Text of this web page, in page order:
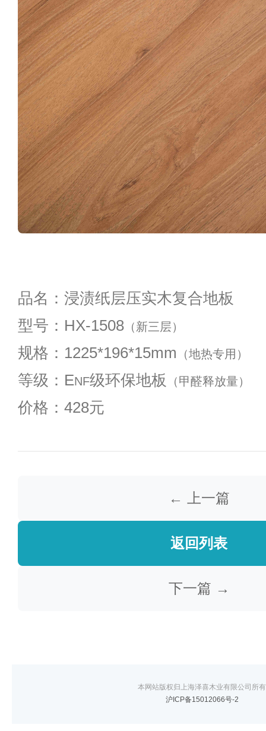
品名：浸渍纸层压实木复合地板
型号：HX-1508 （新三层）
规格：1225*196*15mm （地热专用）
等级：ENF级环保地板 （甲醛释放量）
价格：428元
← 上一篇
返回列表
下一篇 →
本网站版权归上海泽喜木业有限公司所有
沪ICP备15012066号-2